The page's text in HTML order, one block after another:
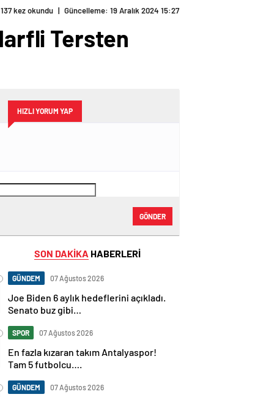
137 kez okundu | Güncelleme: 19 Aralık 2024 15:27
Tersten
HIZLI YORUM YAP
GÖNDER
SON DAKİKA HABERLERİ
GÜNDEM 07 Ağustos 2026
Joe Biden 6 aylık hedeflerini açıkladı.
Senato buz gibi…
SPOR 07 Ağustos 2026
En fazla kızaran takım Antalyaspor!
Tam 5 futbolcu….
GÜNDEM 07 Ağustos 2026